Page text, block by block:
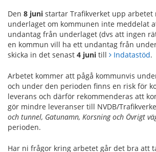
Den 8 juni startar Trafikverket upp
underlaget om kommunen inte meddelat
undantag från underlaget (dvs att ingen
en kommun vill ha ett undantag från
skicka in det senast 4 juni till Indatastöd.
Arbetet kommer att pågå kommunvis
och under den perioden finns en risk för
leverans och därför rekommenderas att
gör mindre leveranser till NVDB/
och tunnel, Gatunamn, Korsning och Övrigt
perioden.
Har ni frågor kring arbetet går det bra att